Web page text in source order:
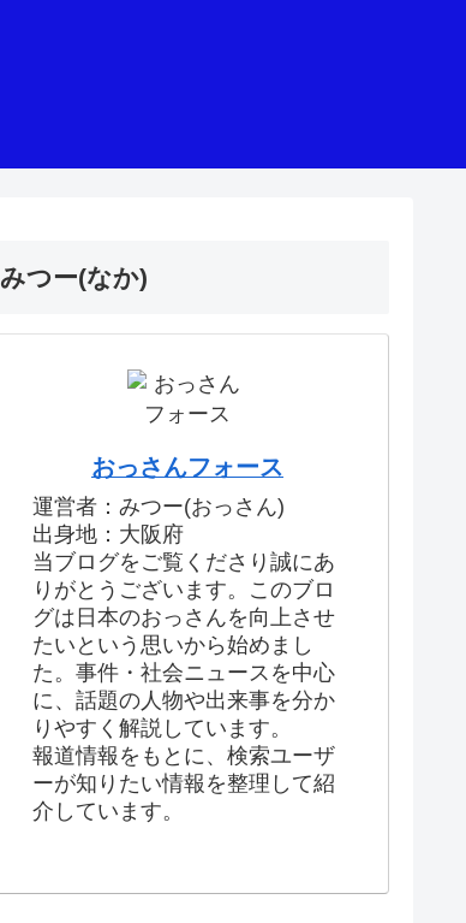
みつー(なか)
おっさんフォース
運営者：みつー(おっさん)
出身地：大阪府
当ブログをご覧くださり誠にあ
りがとうございます。このブロ
グは日本のおっさんを向上させ
たいという思いから始めまし
た。事件・社会ニュースを中心
に、話題の人物や出来事を分か
りやすく解説しています。
報道情報をもとに、検索ユーザ
ーが知りたい情報を整理して紹
介しています。